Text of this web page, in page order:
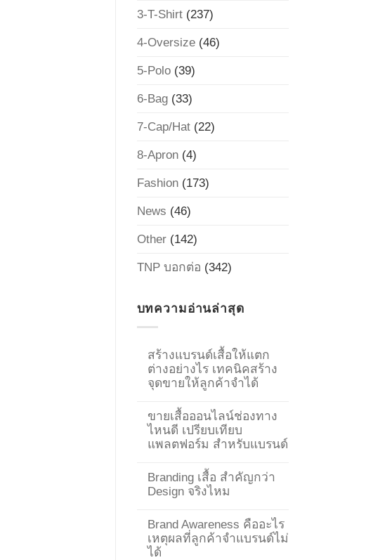
3-T-Shirt(237)
4-Oversize(46)
5-Polo(39)
6-Bag(33)
7-Cap/Hat(22)
8-Apron(4)
Fashion(173)
News (46)
Other(142)
TNP บอกต่อ (342)
บทความอ่านล่าสุด
สร้างแบรนด์เสื้อให้แตก
ต่างอย่างไร เทคนิคสร้าง
จุดขายให้ลูกค้าจำได้
ขายเสื้อออนไลน์ช่องทาง
ไหนดี เปรียบเทียบ
แพลตฟอร์ม สำหรับแบรนด์
Branding เสื้อ สำคัญกว่า
Design จริงไหม
Brand Awareness คืออะไร
เหตุผลที่ลูกค้าจำแบรนด์ไม่
ได้